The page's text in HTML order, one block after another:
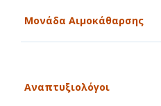
Μονάδα Αιμοκάθαρσης
Αναπτυξιολόγοι